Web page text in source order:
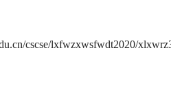
cscse/lxfwzxwsfwdt2020/